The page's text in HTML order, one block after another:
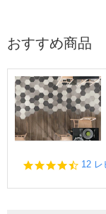
おすすめ商品
4.
s
12 レ